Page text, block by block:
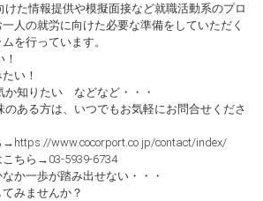
けた情報提供や模擬面接など就職活動系のプロ
人の就労に向けた必要な準備をしていただく
を行っています。
い！
か知りたい などなど・・・
のある方は、いつでもお気軽にお問合せくださ
→https://www.cocorport.co.jp/contact/index/
ちら→03-5939-6734
か一歩が踏み出せない・・・
みませんか？